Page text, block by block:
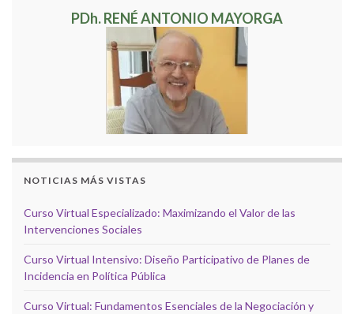
PDh. RENÉ ANTONIO MAYORGA
NOTICIAS MÁS VISTAS
Curso Virtual Especializado: Maximizando el Valor de las
Intervenciones Sociales
Curso Virtual Intensivo: Diseño Participativo de Planes de
Incidencia en Política Pública
Curso Virtual: Fundamentos Esenciales de la Negociación y